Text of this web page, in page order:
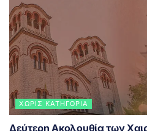
ΧΩΡΊΣ ΚΑΤΗΓΟΡΊΑ
Δεύτερη Ακολουθία των